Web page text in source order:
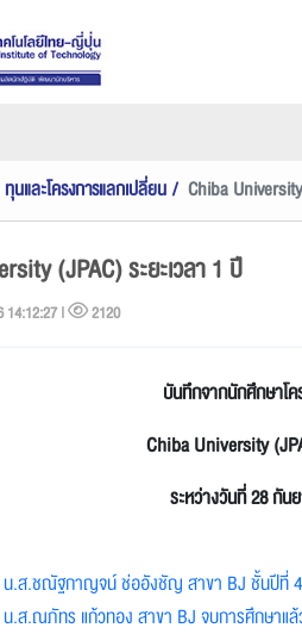
ทุนและโครงการแลกเปลี่ยน Chiba
(JPAC) ระยะเวลา 1 ปี
14:12:27 | 2120
บันทึกจากนักศึกษาโค
Chiba University (
ระหว่างวันที่28กัน
น.ส.ชณัฐกาญจน์ ช่ออังชัญ สาขา BJ ชั้นปีที่ 4
.ส.ณภัทร แก้วทอง สาขา BJ จบการศึกษาแ